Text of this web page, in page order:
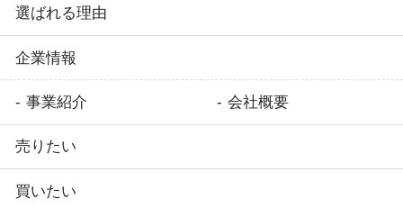
選ばれる理由
企業情報
事業紹介 会社概要
売りたい
買いたい